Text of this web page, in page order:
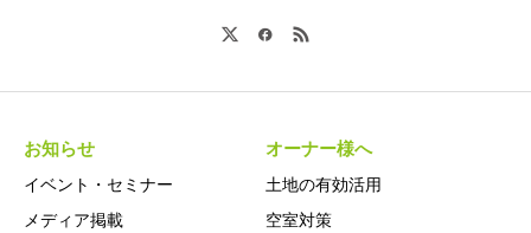
お知らせ
イベント・セミナー
メディア掲載
オーナー様へ
土地の有効活用
空室対策